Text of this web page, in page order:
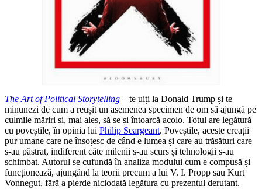
The Art of Political Storytelling – te uiți la Donald Trump și te
minunezi de cum a reușit un asemenea specimen de om să ajungă pe
culmile măriri și, mai ales, să se și întoarcă acolo. Totul are legătură
cu poveștile, în opinia lui Philip Seargeant. Poveștile, aceste creații
pur umane care ne însoțesc de când e lumea și care au trăsături care
s-au păstrat, indiferent câte milenii s-au scurs și tehnologii s-au
schimbat. Autorul se cufundă în analiza modului cum e compusă și
funcționează, ajungând la teorii precum a lui V. I. Propp sau Kurt
Vonnegut, fără a pierde niciodată legătura cu prezentul derutant.